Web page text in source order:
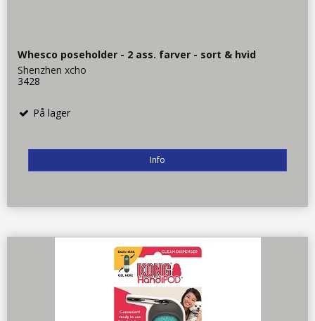
Whesco poseholder - 2 ass. farver - sort & hvid
Shenzhen xcho
3428
På lager
Info